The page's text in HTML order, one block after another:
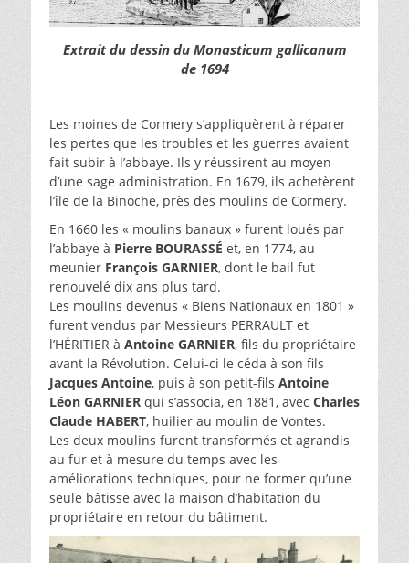
Extrait du dessin du Monasticum gallicanum
de 1694
Les moines de Cormery s’appliquèrent à réparer
les pertes que les troubles et les guerres avaient
fait subir à l’abbaye. Ils y réussirent au moyen
d’une sage administration. En 1679, ils achetèrent
l’île de la Binoche, près des moulins de Cormery.
En 1660 les « moulins banaux » furent loués par
l’abbaye à Pierre BOURASSÉ et, en 1774, au
meunier François GARNIER, dont le bail fut
renouvelé dix ans plus tard.
Les moulins devenus « Biens Nationaux en 1801 »
furent vendus par Messieurs PERRAULT et
l’HÉRITIER à Antoine GARNIER, fils du propriétaire
avant la Révolution. Celui-ci le céda à son fils
Jacques Antoine, puis à son petit-fils Antoine
Léon GARNIER qui s’associa, en 1881, avec Charles
Claude HABERT, huilier au moulin de Vontes.
Les deux moulins furent transformés et agrandis
au fur et à mesure du temps avec les
améliorations techniques, pour ne former qu’une
seule bâtisse avec la maison d’habitation du
propriétaire en retour du bâtiment.